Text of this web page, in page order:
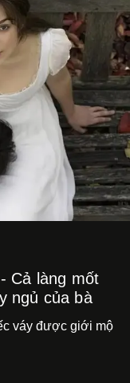
Cả làng mốt
ngủ của bà
váy được giới mộ